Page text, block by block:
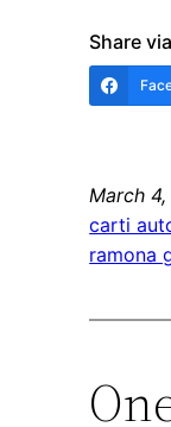
Share
March
carti
ramona